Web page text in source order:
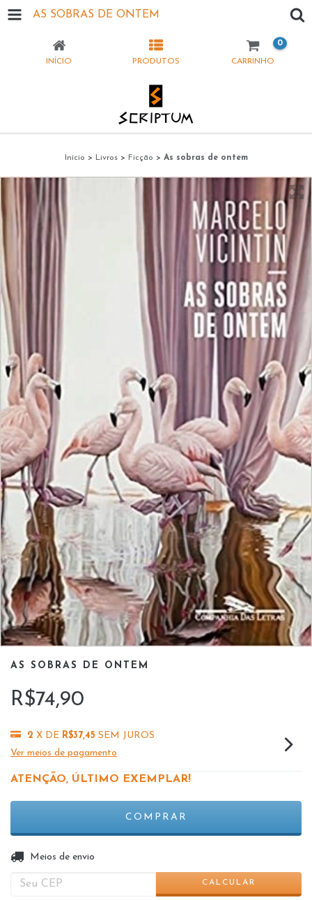
AS SOBRAS DE ONTEM
INÍCIO PRODUTOS CARRINHO
0
Início > Livros > Ficção > As sobras de ontem
AS SOBRAS DE ONTEM
R$74,90
2 X DE R$37,45 SEM JUROS
Ver meios de pagamento
ATENÇÃO, ÚLTIMO EXEMPLAR!
Entregas para o CEP:
Meios de envio
CALCULAR